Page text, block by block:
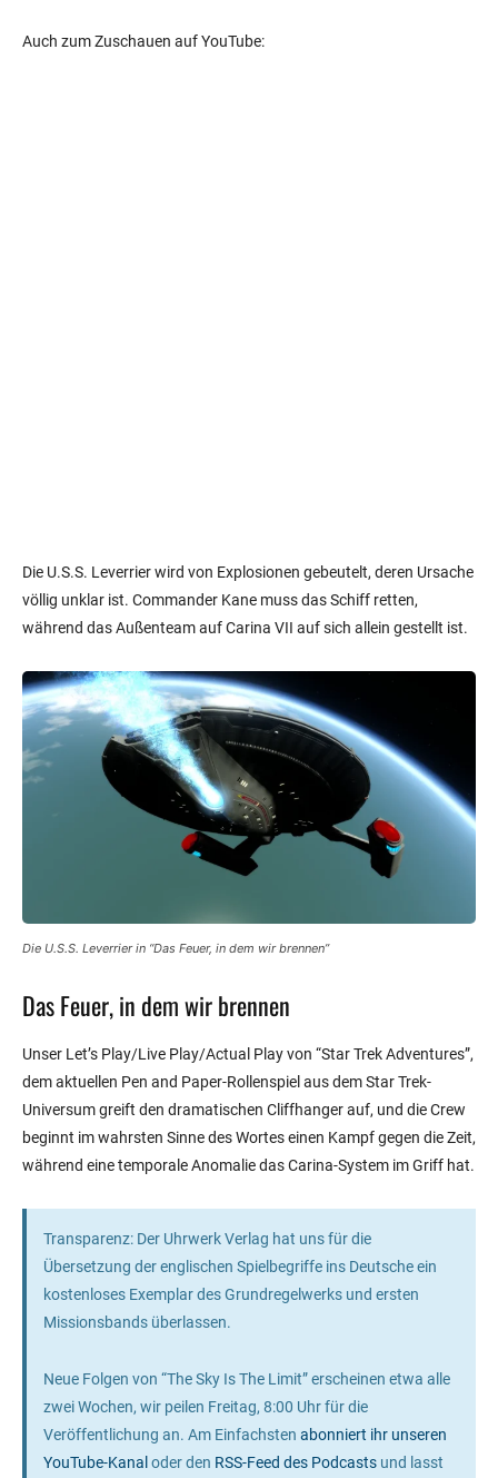
Auch zum Zuschauen auf YouTube:
Die U.S.S. Leverrier wird von Explosionen gebeutelt, deren Ursache
völlig unklar ist. Commander Kane muss das Schiff retten,
während das Außenteam auf Carina VII auf sich allein gestellt ist.
Die U.S.S. Leverrier in “Das Feuer, in dem wir brennen”
Das Feuer, in dem wir brennen
Unser Let’s Play/Live Play/Actual Play von “Star Trek Adventures”,
dem aktuellen Pen and Paper-Rollenspiel aus dem Star Trek-
Universum greift den dramatischen Cliffhanger auf, und die Crew
beginnt im wahrsten Sinne des Wortes einen Kampf gegen die Zeit,
während eine temporale Anomalie das Carina-System im Griff hat.
Transparenz: Der Uhrwerk Verlag hat uns für die
Übersetzung der englischen Spielbegriffe ins Deutsche ein
kostenloses Exemplar des Grundregelwerks und ersten
Missionsbands überlassen.
Neue Folgen von “The Sky Is The Limit” erscheinen etwa alle
zwei Wochen, wir peilen Freitag, 8:00 Uhr für die
Veröffentlichung an. Am Einfachsten abonniert ihr unseren
YouTube-Kanal oder den RSS-Feed des Podcasts und lasst